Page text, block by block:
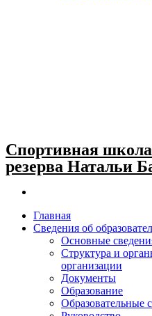
Спортивная
резерва Натальи
Главная
Сведения об
Основные
Структура и
организации
Документы
Образование
Образовательные